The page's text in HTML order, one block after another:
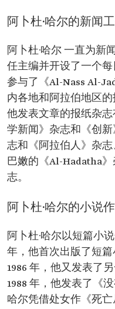
阿卜杜·哈尔的新闻
阿卜杜·哈尔 一直为新
任主编并开设了一个
参与了《Al-Nass Al-
内各地和阿拉伯地区的
他发表文章的报纸杂
学新闻》杂志和《创
志和《阿拉伯人》杂
巴嫩的《Al-Hadatha
志。
阿卜杜·哈尔的小说
阿卜杜·哈尔以短篇小
年，他首次出版了短篇
1986 年，他又发表了
1988 年，他发表了《
哈尔凭借处女作《死